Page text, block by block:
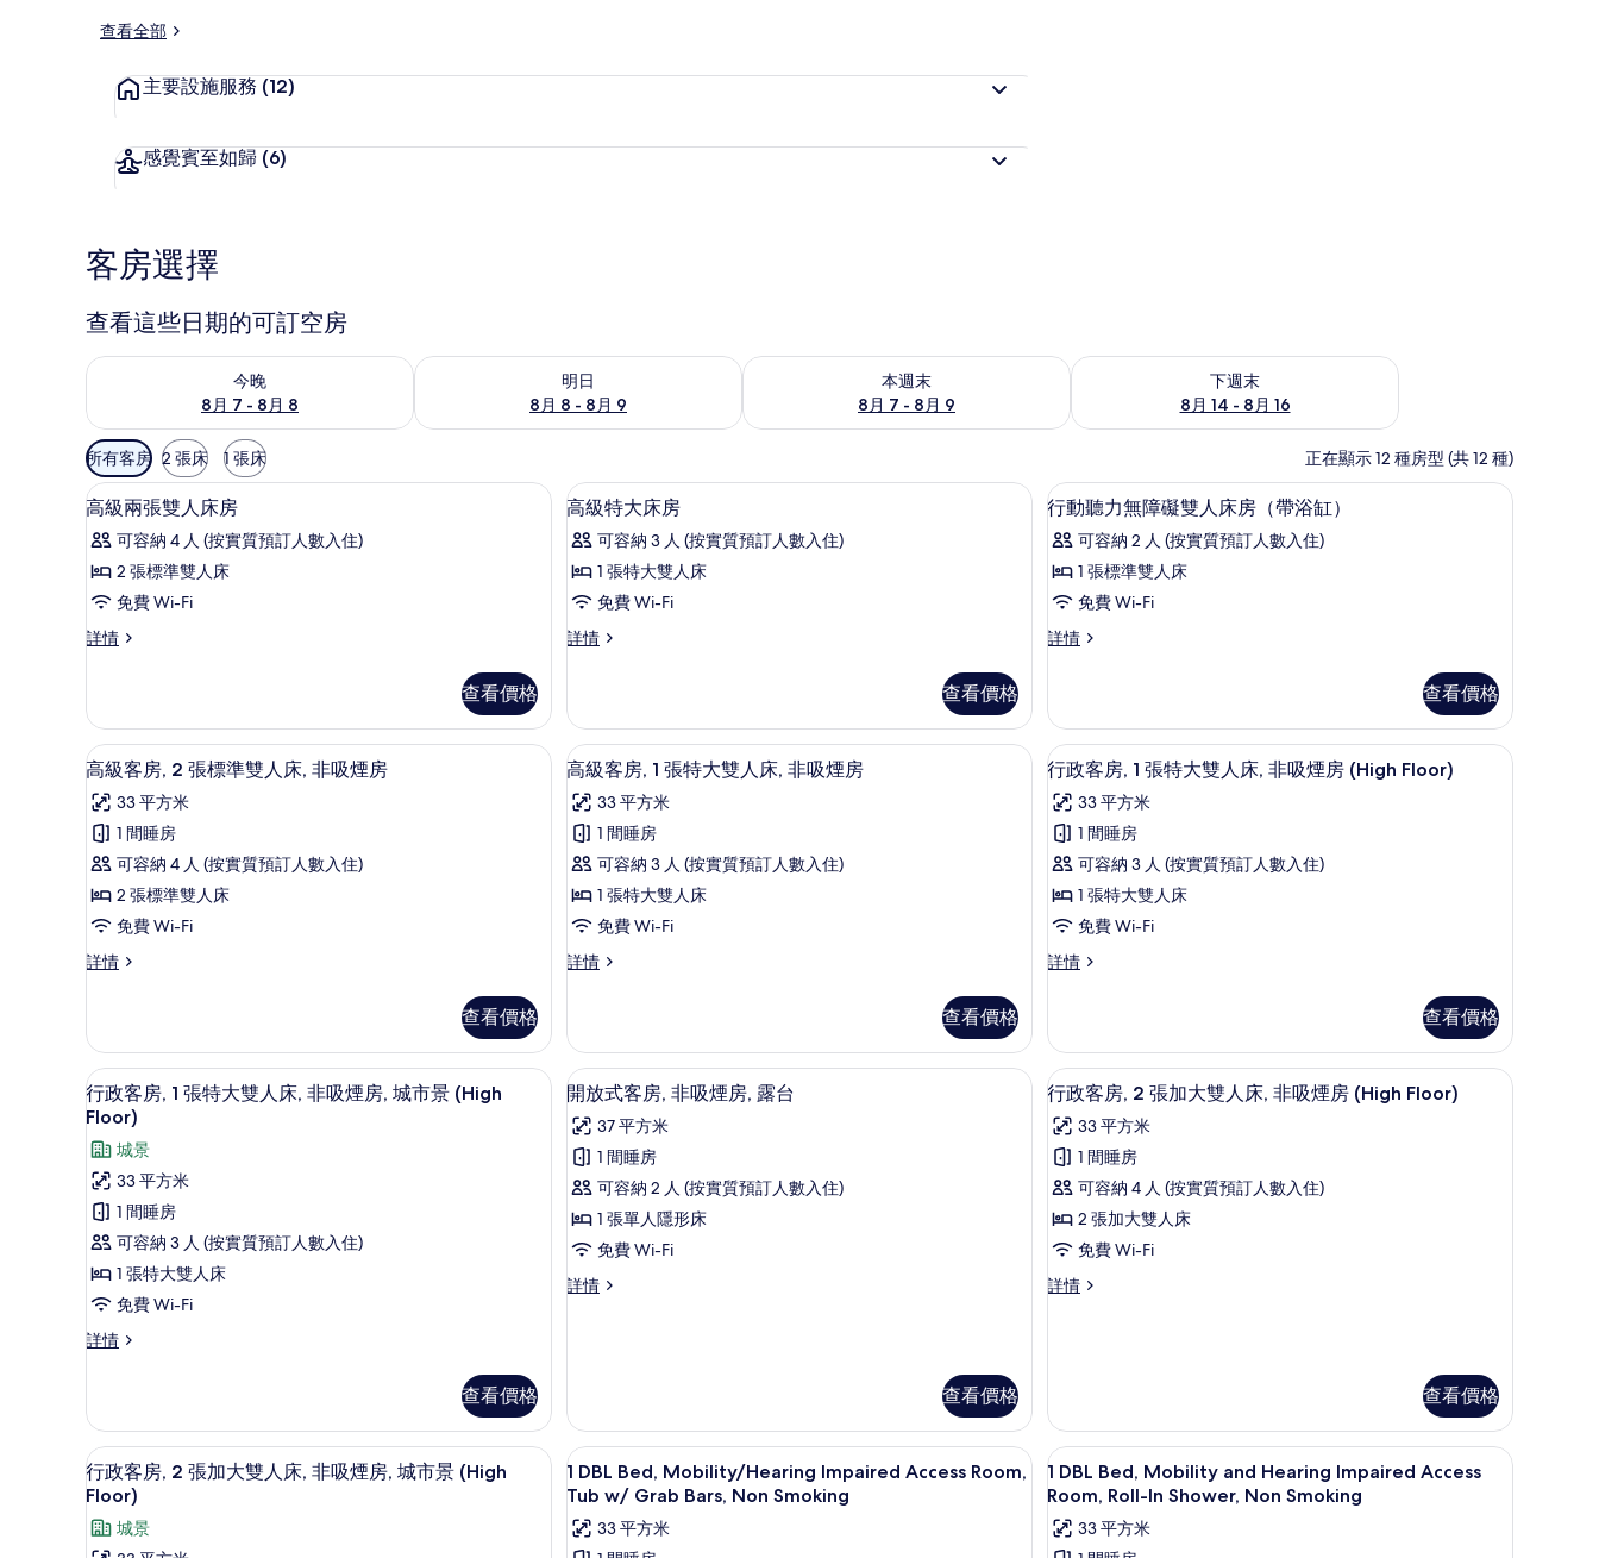
查看全部
主要設施服務 (12)
感覺賓至如歸 (6)
客房選擇
查看這些日期的可訂空房
今晚
8月 7 - 8月 8
查看今晚 8月 7 - 8月 8的可訂空房
明日
8月 8 - 8月 9
查看明日 8月 8 - 8月 9的可訂空房
本週末
8月 7 - 8月 9
查看本週末 8月 7 - 8月 9的可訂空房
下週末
8月 14 - 8月 16
查看下週末 8月 14 - 8月 16的可訂空房
可
用
嘅
客
房
篩
選
條
所有客房 2 張床 1 張床 正在顯示 12 種房型 (共 12 種)
載
入
所
有
級
張
雙
人
床
房
的
相
片
高級寢具、房內夾萬、書桌、手提電腦工作空間
3
高級兩張雙人床房
可容納 4 人 (按實質預訂人數入住)
2 張標準雙人床
免費 Wi-Fi
詳情
高
雙
人
床
詳
情
查看價格
載
入
所
有
級
大
床
房
的
相
片
高級寢具、房內夾萬、書桌、手提電腦工作空間
2
高級特大床房
可容納 3 人 (按實質預訂人數入住)
1 張特大雙人床
免費 Wi-Fi
詳情
高
床
房
詳
查看價格
載
入
所
有
動
力
無
障
礙
雙
人
床
房
（帶
的
相
片
高級寢具、房內夾萬、書桌、手提電腦工作空
1
行動聽力無障礙雙人床房（帶浴缸）
可容納 2 人 (按實質預訂人數入住)
1 張標準雙人床
免費 Wi-Fi
詳情
行
無
障
礙
雙
人
床
房
（帶
浴
缸）
詳
情
查看價格
載
入
所
有
高
級
房,
張
標
準
雙
人
床,
非
吸
煙
房
的
高級寢具、房內夾萬、書桌、手提電腦工作空間
5
高級客房, 2 張標準雙人床, 非吸煙房
33 平方米
1 間睡房
可容納 4 人 (按實質預訂人數入住)
2 張標準雙人床
免費 Wi-Fi
詳情
高
2
張
標
準
人
床,
非
吸
煙
詳
情
查看價格
載
入
所
有
高
級
房,
張
特
大
雙
人
床,
非
吸
煙
高級客房, 1 張特大雙人床, 非吸煙房 | 高級寢具、房內夾萬、書桌、手提電腦工作空間
4
高級客房, 1 張特大雙人床, 非吸煙房
33 平方米
1 間睡房
可容納 3 人 (按實質預訂人數入住)
1 張特大雙人床
免費 Wi-Fi
詳情
高
1
張
特
大
雙
人
床,
非
吸
煙
房
詳
查看價格
載
入
所
有
行
政
房,
張
特
大
雙
人
床,
非
吸
煙
相
片
高級寢具、房內夾萬、書桌、手提電腦工作空
6
行政客房, 1 張特大雙人床, 非吸煙房 (High Floor)
33 平方米
1 間睡房
可容納 3 人 (按實質預訂人數入住)
1 張特大雙人床
免費 Wi-Fi
詳情
行
1
張
特
大
雙
人
床,
非
吸
煙
房
(High
查看價格
載
入
所
有
行
政
客
房,
1
張
大
雙
人
床,
非
高級寢具、房內夾萬、書桌、手提電腦工作空間
5
行政客房, 1 張特大雙人床, 非吸煙房, 城市景 (High
Floor)
城景
33 平方米
1 間睡房
可容納 3 人 (按實質預訂人數入住)
1 張特大雙人床
免費 Wi-Fi
詳情
行
1
張
特
大
人
床,
查看價格
載
入
所
有
開
放
客
煙
房,
露
台
的
開放式客房, 非吸煙房, 露台 | 高級寢具、房內夾萬、書桌、手提電腦工作空間
4
開放式客房, 非吸煙房, 露台
37 平方米
1 間睡房
可容納 2 人 (按實質預訂人數入住)
1 張單人隱形床
免費 Wi-Fi
詳情
開
吸
煙
房,
露
台
詳
情
查看價格
載
入
所
有
行
政
房,
大
雙
人
床,
非
行政客房, 2 張加大雙人床, 非吸煙房 (High
5
行政客房, 2 張加大雙人床, 非吸煙房 (High Floor)
33 平方米
1 間睡房
可容納 4 人 (按實質預訂人數入住)
2 張加大雙人床
免費 Wi-Fi
詳情
行
加
大
雙
人
床,
非
吸
查看價格
載
入
所
有
高級寢具、房內夾萬、書桌、手提電腦工作空間
5
行政客房, 2 張加大雙人床, 非吸煙房, 城市景 (High
Floor)
城景
載
入
所
有
高級寢具、房內夾萬、書桌、手提電腦工作空間
5
1 DBL Bed, Mobility/Hearing Impaired Access Room,
Tub w/ Grab Bars, Non Smoking
33 平方米
載
入
所
有
高級寢具、房內夾萬、書桌、手提電腦工作空
5
1 DBL Bed, Mobility and Hearing Impaired Access
Room, Roll-In Shower, Non Smoking
33 平方米